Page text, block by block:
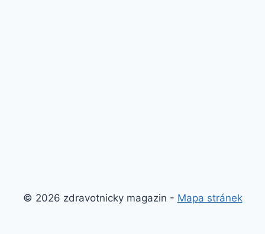
© 2026 zdravotnicky magazin - Mapa stránek